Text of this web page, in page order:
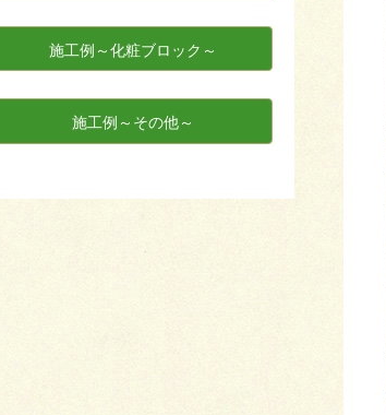
施工例～化粧ブロック～
施工例～その他～